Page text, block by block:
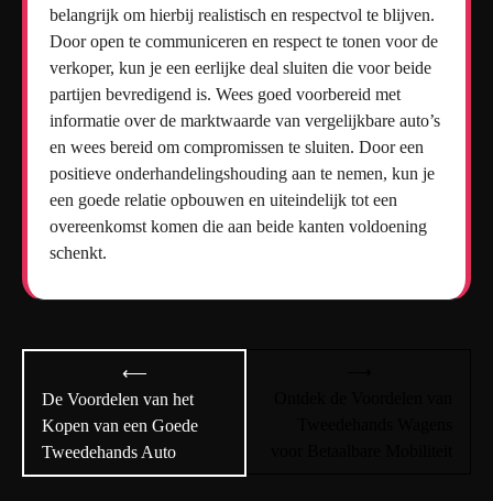
belangrijk om hierbij realistisch en respectvol te blijven.
Door open te communiceren en respect te tonen voor de
verkoper, kun je een eerlijke deal sluiten die voor beide
partijen bevredigend is. Wees goed voorbereid met
informatie over de marktwaarde van vergelijkbare auto’s
en wees bereid om compromissen te sluiten. Door een
positieve onderhandelingshouding aan te nemen, kun je
een goede relatie opbouwen en uiteindelijk tot een
overeenkomst komen die aan beide kanten voldoening
schenkt.
navigatie
⟵
De Voordelen van het
Kopen van een Goede
Tweedehands Auto